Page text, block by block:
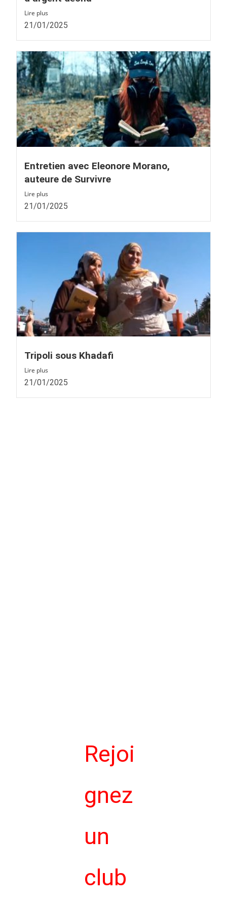
Lire plus
21/01/2025
Entretien avec Eleonore Morano,
auteure de Survivre
Lire plus
21/01/2025
Tripoli sous Khadafi
Lire plus
21/01/2025
Rejoi
gnez
un
club